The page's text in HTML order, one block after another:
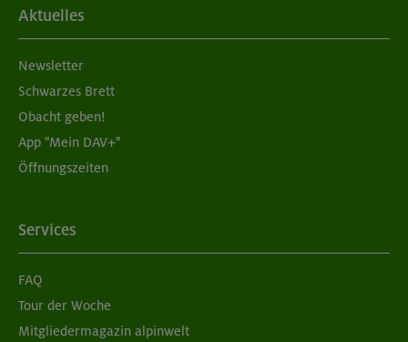
Aktuelles
Newsletter
Schwarzes Brett
Obacht geben!
App "Mein DAV+"
Öffnungszeiten
Services
FAQ
Tour der Woche
Mitgliedermagazin alpinwelt